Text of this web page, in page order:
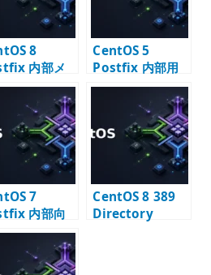
8
内部メ
サーバー –
alias と
の設計
CentOS 5
Postfix 内部用
メールサーバー
構築 – LAN 内配
送の基本
7
内部向
サーバ
築 – relay
送設計
CentOS 8 389
Directory